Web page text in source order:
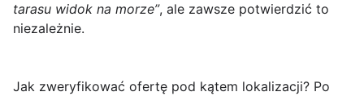
tarasu widok na morze”, ale zawsze potwierdzić to
niezależnie.
Jak zweryfikować ofertę pod kątem lokalizacji? Po